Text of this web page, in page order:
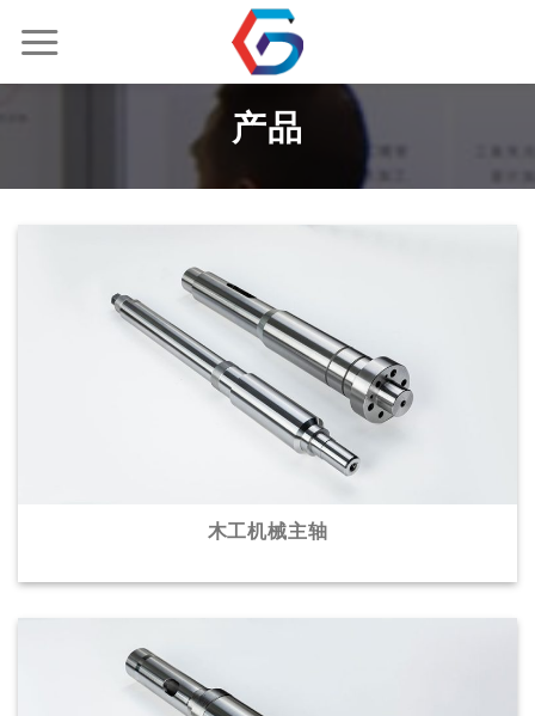
产品
木工机械主轴